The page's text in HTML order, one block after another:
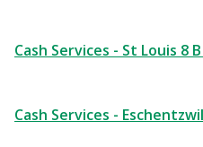
Cash Services - St Louis 8 B
Cash Services -